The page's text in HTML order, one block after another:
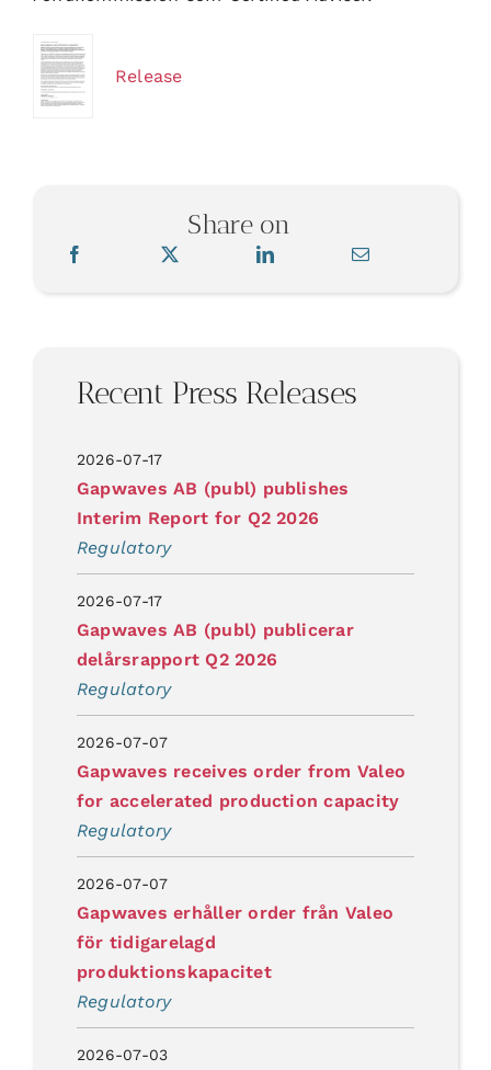
Release
Share on
Recent Press Releases
2026-07-17
Gapwaves AB (publ) publishes
Interim Report for Q2 2026
Regulatory
2026-07-17
Gapwaves AB (publ) publicerar
delårsrapport Q2 2026
Regulatory
2026-07-07
Gapwaves receives order from Valeo
for accelerated production capacity
Regulatory
2026-07-07
Gapwaves erhåller order från Valeo
för tidigarelagd
produktionskapacitet
Regulatory
2026-07-03